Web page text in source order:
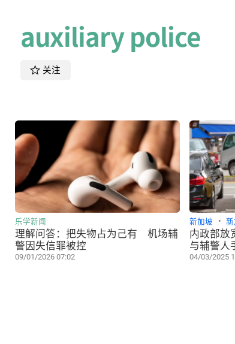
auxiliary police
关注
理解问答：把失物占为己有 机场辅
警因失信罪被控
乐学新闻
09/01/2026 07:02
内政部放
与辅警人
新加坡
04/03/2025